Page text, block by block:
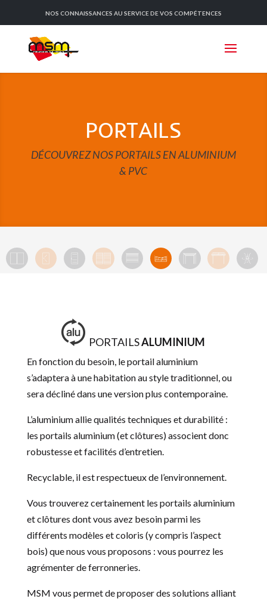
NOS CONNAISSANCES AU SERVICE DE VOS COMPÉTENCES
PORTAILS
DÉCOUVREZ NOS PORTAILS EN ALUMINIUM
& PVC
PORTAILSALUMINIUM
En fonction du besoin, le portail aluminium
s’adaptera à une habitation au style traditionnel, ou
sera décliné dans une version plus contemporaine.
L’aluminium allie qualités techniques et durabilité :
les portails aluminium (et clôtures) associent donc
robustesse et facilités d’entretien.
Recyclable, il est respectueux de l’environnement.
Vous trouverez certainement les portails aluminium
et clôtures dont vous avez besoin parmi les
différents modèles et coloris (y compris l’aspect
bois) que nous vous proposons : vous pourrez les
agrémenter de ferronneries.
MSM vous permet de proposer des solutions alliant